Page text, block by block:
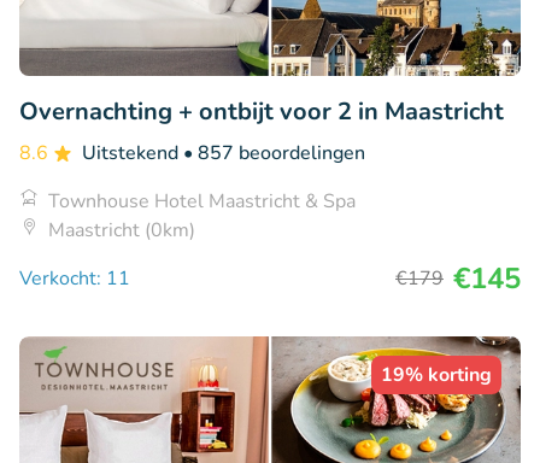
Overnachting + ontbijt voor 2 in Maastricht
8.6 Uitstekend • 857 beoordelingen
Townhouse Hotel Maastricht & Spa
Maastricht (0km)
Verkocht: 11
€179 €145
19% korting